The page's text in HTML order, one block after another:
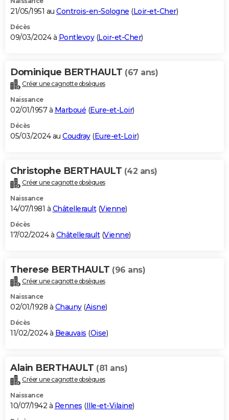
21/05/1951 au Controis-en-Sologne (Loir-et-Cher)
Décès
09/03/2024 à Pontlevoy(Loir-et-Cher)
Dominique BERTHAULT (67 ans)
Créer une cagnotte obsèques
Naissance
02/01/1957 à Marboué (Eure-et-Loir)
Décès
05/03/2024 au Coudray(Eure-et-Loir)
Christophe BERTHAULT (42 ans)
Créer une cagnotte obsèques
Naissance
14/07/1981 à Châtellerault(Vienne)
Décès
17/02/2024 à Châtellerault(Vienne)
Therese BERTHAULT (96 ans)
Créer une cagnotte obsèques
Naissance
02/01/1928 à Chauny(Aisne)
Décès
11/02/2024 à Beauvais (Oise)
Alain BERTHAULT (81 ans)
Créer une cagnotte obsèques
Naissance
10/07/1942 à Rennes (Ille-et-Vilaine)